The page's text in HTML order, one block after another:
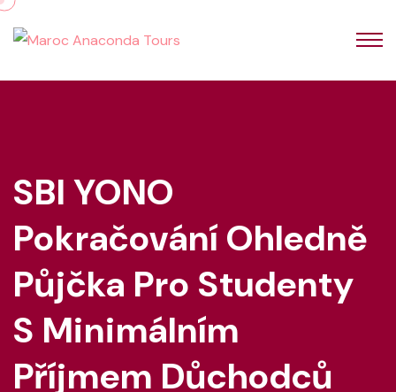
SBI YONO
Pokračování Ohledně
Půjčka Pro Studenty
S Minimálním
Příjmem Důchodců